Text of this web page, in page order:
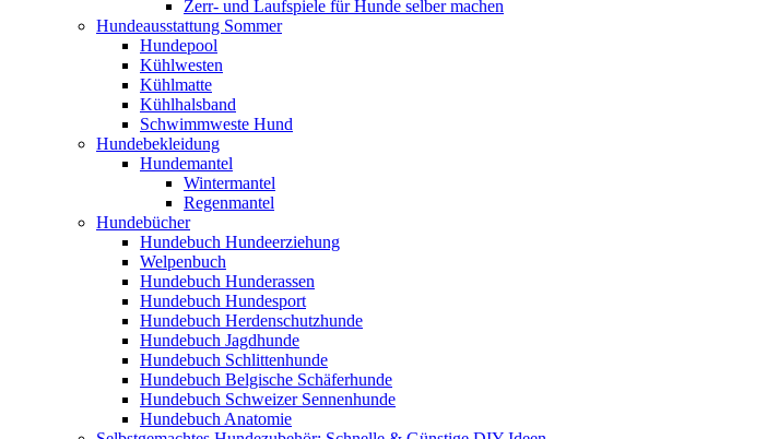
Zerr- und Laufspiele für Hunde selber machen
Hundeausstattung Sommer
Hundepool
Kühlwesten
Kühlmatte
Kühlhalsband
Schwimmweste Hund
Hundebekleidung
Hundemantel
Wintermantel
Regenmantel
Hundebücher
Hundebuch Hundeerziehung
Welpenbuch
Hundebuch Hunderassen
Hundebuch Hundesport
Hundebuch Herdenschutzhunde
Hundebuch Jagdhunde
Hundebuch Schlittenhunde
Hundebuch Belgische Schäferhunde
Hundebuch Schweizer Sennenhunde
Hundebuch Anatomie